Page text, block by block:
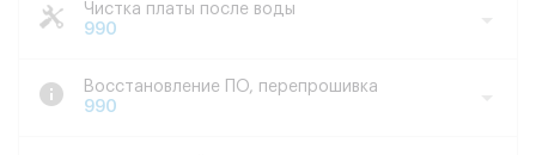
Чистка платы после воды
990
Восстановление ПО, перепрошивка
990